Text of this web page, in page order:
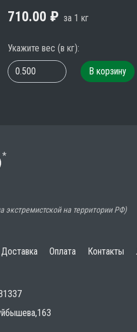
710.00 ₽ за 1 кг
Укажите вес (в кг):
В корзину
*
на территории РФ)
Доставка Оплата Контакты